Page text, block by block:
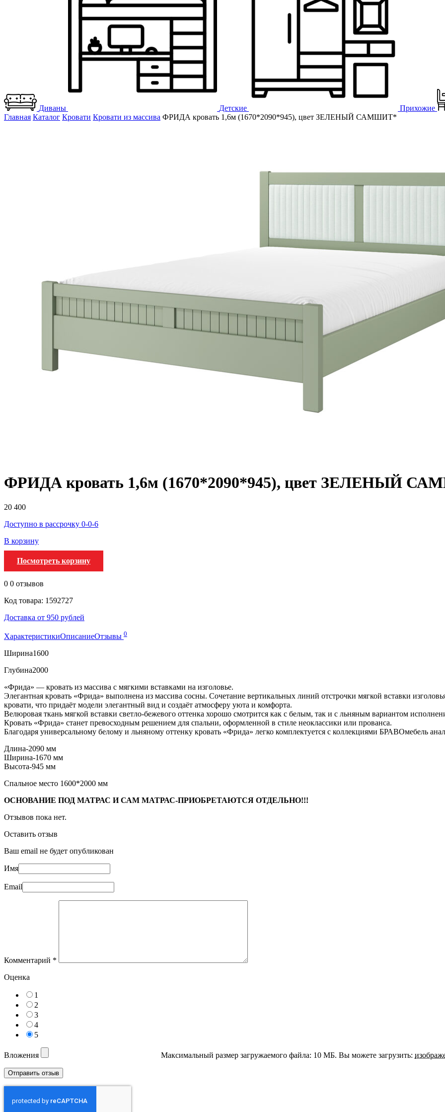
Диваны Детские Прихожие
Главная Каталог Кровати Кровати из массива ФРИДА кровать 1,6м (1670*2090*945), цвет ЗЕЛЕНЫЙ САМШИТ*
ФРИДА кровать 1,6м (1670*2090*945), цвет ЗЕЛЕНЫЙ
20 400
Доступно в рассрочку 0-0-6
В корзину
Посмотреть корзину
0 0 отзывов
Код товара: 1592727
Доставка от 950 рублей
ХарактеристикиОписаниеОтзывы 0
Ширина1600
Глубина2000
«Фрида» — кровать из массива с мягкими вставками на изголовье.
Элегантная кровать «Фрида» выполнена из массива сосны. Сочетание вертикальных линий отстрочки мягкой вставки
кровати, что придаёт модели элегантный вид и создаёт атмосферу уюта и комфорта.
Велюровая ткань мягкой вставки светло-бежевого оттенка хорошо смотрится как с белым, так и с льняным вариантом
Кровать «Фрида» станет превосходным решением для спальни, оформленной в стиле неоклассики или прованса.
Благодаря универсальному белому и льняному оттенку кровать «Фрида» легко комплектуется с коллекциями БРАВОмебель
Длина-2090 мм
Ширина-1670 мм
Высота-945 мм
Спальное место 1600*2000 мм
ОСНОВАНИЕ ПОД МАТРАС И САМ МАТРАС-ПРИОБРЕТАЮТСЯ ОТДЕЛЬНО!!!
Отзывов пока нет.
Оставить отзыв
Ваш email не будет опубликован
Имя
Email
Комментарий *
Оценка
1
2
3
4
5
Вложения Максимальный размер загружаемого файла: 10 МБ. Вы можете загрузить: